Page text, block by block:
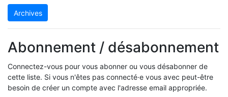
Archives
Abonnement / désabonnement
Connectez-vous pour vous abonner ou vous désabonner de
cette liste. Si vous n'êtes pas connecté·e vous avec peut-être
besoin de créer un compte avec l'adresse email appropriée.